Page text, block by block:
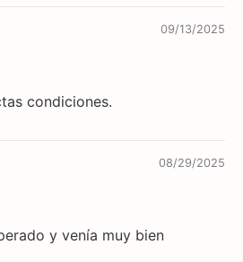
09/13/2025
condiciones.
08/29/2025
y venía muy bien